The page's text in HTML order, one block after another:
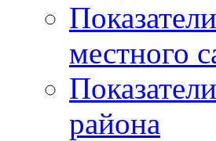
местного
района